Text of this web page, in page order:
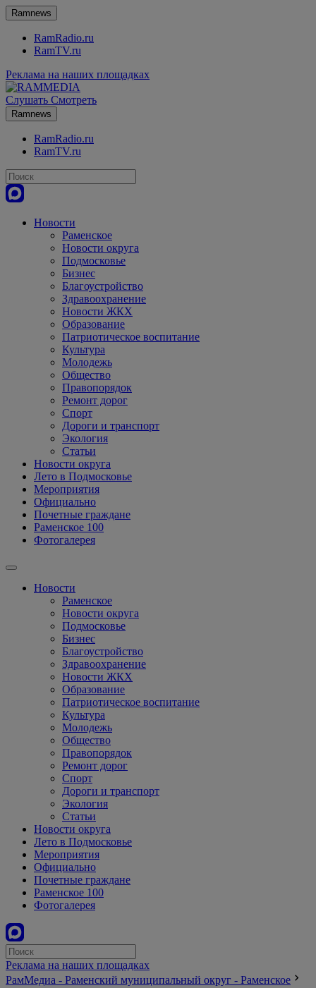
Ramnews
RamRadio.ru
RamTV.ru
Реклама на наших площадках
Слушать Смотреть
Ramnews
RamRadio.ru
RamTV.ru
Новости
Раменское
Новости округа
Подмосковье
Бизнес
Благоустройство
Здравоохранение
Новости ЖКХ
Образование
Патриотическое воспитание
Культура
Молодежь
Общество
Правопорядок
Ремонт дорог
Спорт
Дороги и транспорт
Экология
Статьи
Новости округа
Лето в Подмосковье
Мероприятия
Официально
Почетные граждане
Раменское 100
Фотогалерея
Новости
Раменское
Новости округа
Подмосковье
Бизнес
Благоустройство
Здравоохранение
Новости ЖКХ
Образование
Патриотическое воспитание
Культура
Молодежь
Общество
Правопорядок
Ремонт дорог
Спорт
Дороги и транспорт
Экология
Статьи
Новости округа
Лето в Подмосковье
Мероприятия
Официально
Почетные граждане
Раменское 100
Фотогалерея
Реклама на наших площадках
РамМедиа - Раменский муниципальный округ - Раменское